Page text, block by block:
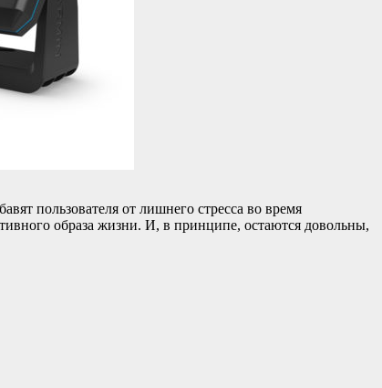
пользователя от лишнего стресса во время
образа жизни. И, в принципе, остаются довольны,